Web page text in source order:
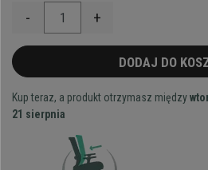
- +
DODAJ DO
Kup teraz, a produkt otrzymasz między
21 sierpnia